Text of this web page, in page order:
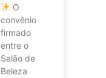
O
convênio
firmado
entre o
Salão de
Beleza